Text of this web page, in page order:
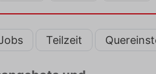
Teilzeit